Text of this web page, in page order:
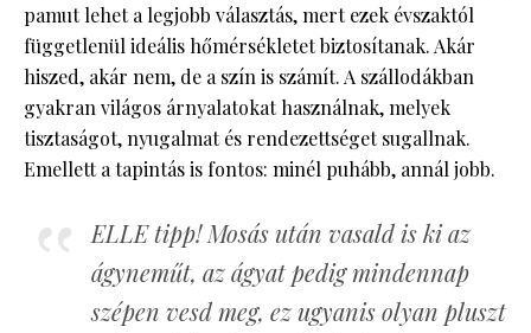
pamut lehet a legjobb választás, mert ezek évszaktól
függetlenül ideális hőmérsékletet biztosítanak. Akár
hiszed, akár nem, de a szín is számít. A szállodákban
gyakran világos árnyalatokat használnak, melyek
tisztaságot, nyugalmat és rendezettséget sugallnak.
Emellett a tapintás is fontos: minél puhább, annál jobb.
ELLE tipp! Mosás után vasald is ki az
ágyneműt, az ágyat pedig mindennap
szépen vesd meg, ez ugyanis olyan pluszt